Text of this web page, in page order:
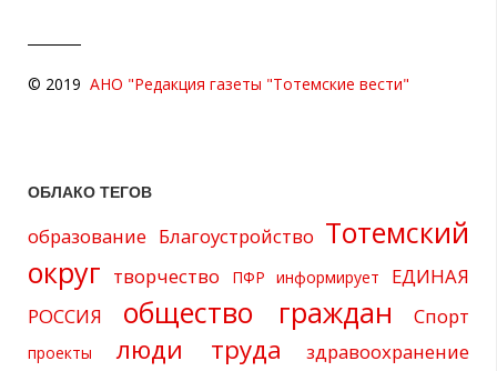
© 2019 АНО "Редакция газеты "Тотемские вести"
ОБЛАКО ТЕГОВ
образование Благоустройство Тотемский
округ творчество ПФР информирует
ЕДИНАЯ
РОССИЯ
общество граждан Спорт
проекты люди труда здравоохранение